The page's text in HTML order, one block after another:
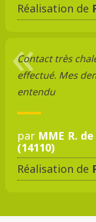
Réalisation de
Contact très
effectué. Mes
entendu
par MME R.
(14110)
Réalisation de